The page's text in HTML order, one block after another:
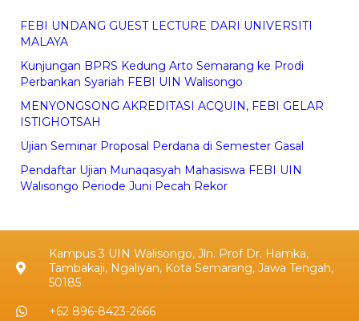
FEBI UNDANG GUEST LECTURE DARI UNIVERSITI
MALAYA
Kunjungan BPRS Kedung Arto Semarang ke Prodi
Perbankan Syariah FEBI UIN Walisongo
MENYONGSONG AKREDITASI ACQUIN, FEBI GELAR
ISTIGHOTSAH
Ujian Seminar Proposal Perdana di Semester Gasal
Pendaftar Ujian Munaqasyah Mahasiswa FEBI UIN
Walisongo Periode Juni Pecah Rekor
Kampus 3 UIN Walisongo, Jln. Prof Dr. Hamka,
Tambakaji, Ngaliyan, Kota Semarang, Jawa Tengah,
50185
+62 896-8423-2666